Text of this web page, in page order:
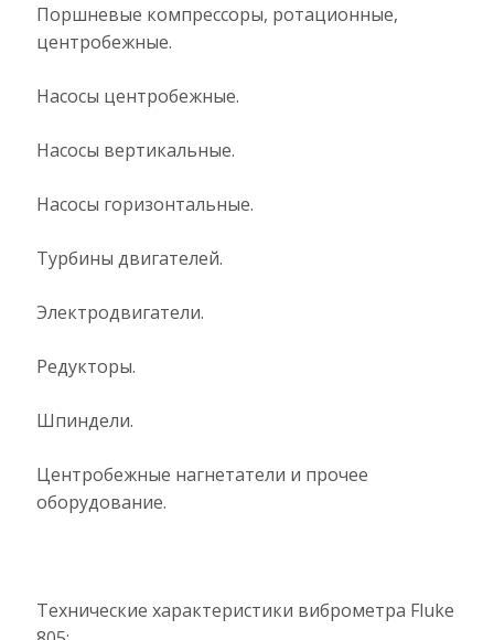
Поршневые компрессоры, ротационные,
центробежные.
Насосы центробежные.
Насосы вертикальные.
Насосы горизонтальные.
Турбины двигателей.
Электродвигатели.
Редукторы.
Шпиндели.
Центробежные нагнетатели и прочее
оборудование.
Технические характеристики виброметра Fluke